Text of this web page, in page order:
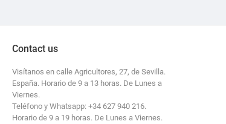
Contact us
Visítanos en calle Agricultores, 27, de Sevilla.
España. Horario de 9 a 13 horas. De Lunes a
Viernes.
Teléfono y Whatsapp: +34 627 940 216.
Horario de 9 a 19 horas. De Lunes a Viernes.